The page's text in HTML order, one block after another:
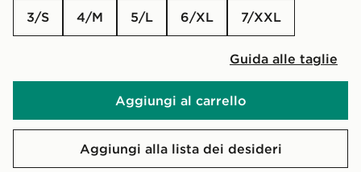
3/S 4/M 5/L 6/XL 7/XXL
Guida alle taglie
Aggiungi al carrello
Aggiungi alla lista dei desideri